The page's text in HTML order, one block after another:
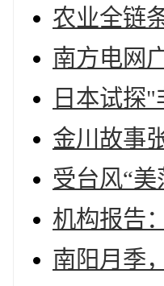
农业全链
南方电网
日本试探
金川故事
受台风“
机构报告
南阳月季